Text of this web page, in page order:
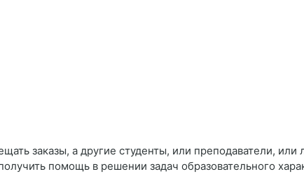
заказы, а другие студенты, или преподаватели, или
помощь в решении задач образовательного